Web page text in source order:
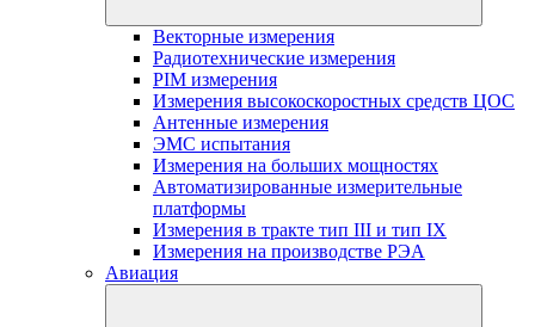
Векторные измерения
Радиотехнические измерения
PIM измерения
Измерения высокоскоростных средств ЦОС
Антенные измерения
ЭМС испытания
Измерения на больших мощностях
Автоматизированные измерительные
платформы
Измерения в тракте тип III и тип IX
Измерения на производстве РЭА
Авиация